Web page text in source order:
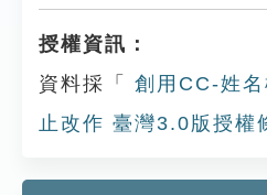
授權資訊：
資料採「
創用CC-姓
止改作 臺灣3.0版授權